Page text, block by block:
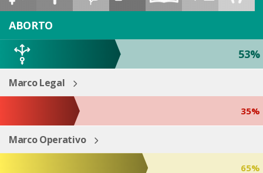
ESP ENG
ABORTO
53%
Marco Legal
35%
Marco Operativo
65%